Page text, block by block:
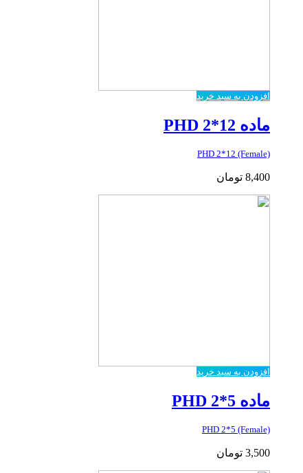
افزودن به سبد خرید
ماده PHD 2*12
PHD 2*12 (Female)
8,400 تومان
افزودن به سبد خرید
ماده PHD 2*5
PHD 2*5 (Female)
3,500 تومان